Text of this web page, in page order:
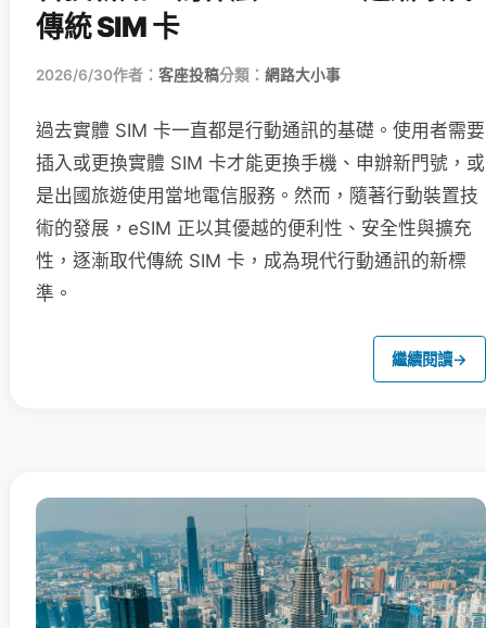
傳統 SIM 卡
2026/6/30作者： 客座投稿分類： 網路大小事
過去實體 SIM 卡一直都是行動通訊的基礎。使用者需要
插入或更換實體 SIM 卡才能更換手機、申辦新門號，或
是出國旅遊使用當地電信服務。然而，隨著行動裝置技
術的發展，eSIM 正以其優越的便利性、安全性與擴充
性，逐漸取代傳統 SIM 卡，成為現代行動通訊的新標
準。
繼續閱讀→